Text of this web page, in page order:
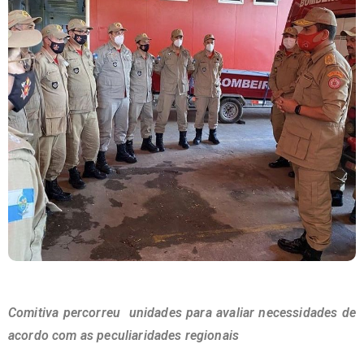
Comitiva percorreu unidades para avaliar necessidades de
acordo com as peculiaridades regionais